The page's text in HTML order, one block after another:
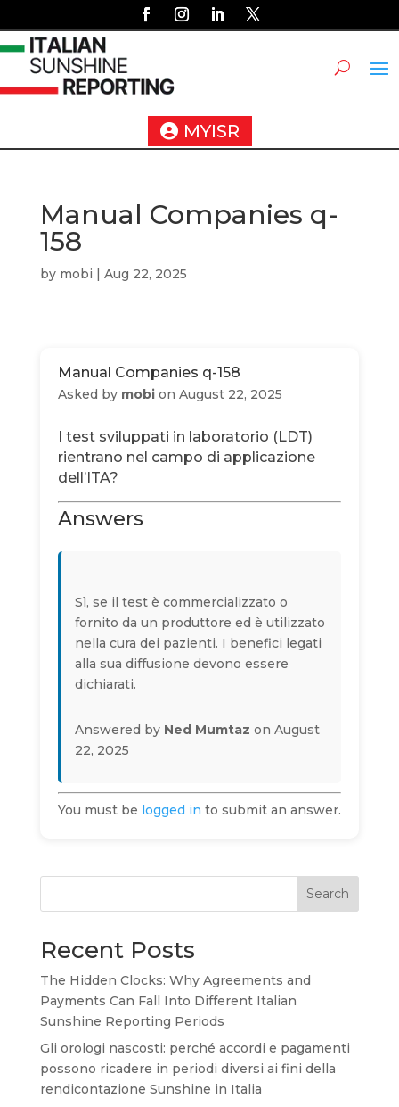
MYISR
Manual Companies q-
158
by mobi | Aug 22, 2025
Manual Companies q-158
Asked by mobion August 22, 2025
I test sviluppati in laboratorio (LDT)
rientrano nel campo di applicazione
dell’ITA?
Answers
Sì, se il test è commercializzato o
fornito da un produttore ed è utilizzato
nella cura dei pazienti. I benefici legati
alla sua diffusione devono essere
dichiarati.
Answered by Ned Mumtaz on August
22, 2025
You must be logged in to submit an answer.
Search
Recent Posts
The Hidden Clocks: Why Agreements and
Payments Can Fall Into Different Italian
Sunshine Reporting Periods
Gli orologi nascosti: perché accordi e pagamenti
possono ricadere in periodi diversi ai fini della
rendicontazione Sunshine in Italia